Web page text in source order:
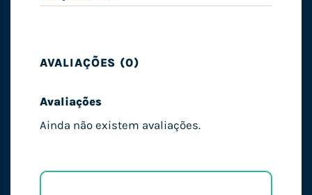
AVALIAÇÕES (0)
Avaliações
Ainda não existem avaliações.